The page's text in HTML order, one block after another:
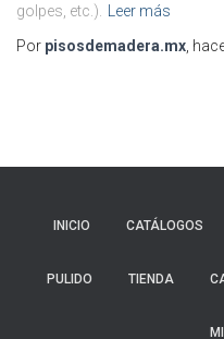
golpes, etc.). Leer más
Por pisosdemadera.mx,
INICIO CATÁLOGOS
PULIDO TIENDA